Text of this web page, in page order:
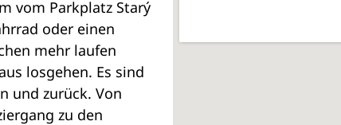
vom Parkplatz Starý
oder einen
mehr laufen
losgehen. Es sind
und zurück. Von
zu den